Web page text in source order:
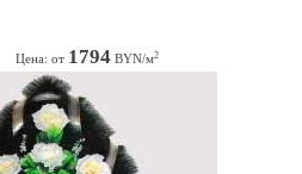
Цена: от 1794 BYN/м2